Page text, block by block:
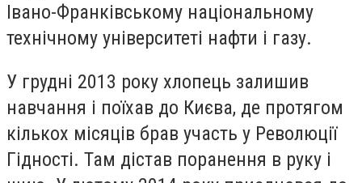
Івано-Франківському національному
технічному університеті нафти і газу.
У грудні 2013 року хлопець залишив
навчання і поїхав до Києва, де протягом
кількох місяців брав участь у Революції
Гідності. Там дістав поранення в руку і